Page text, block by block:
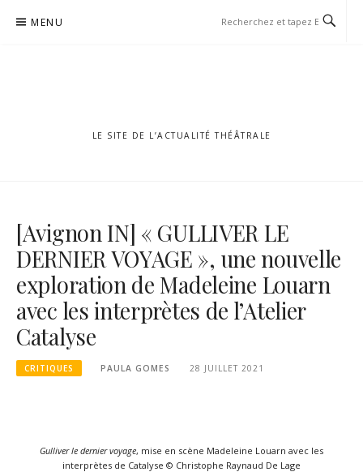
MENU
LE SITE DE L’ACTUALITÉ THÉÂTRALE
[Avignon IN] « GULLIVER LE
DERNIER VOYAGE », une nouvelle
exploration de Madeleine Louarn
avec les interprètes de l’Atelier
Catalyse
CRITIQUES PAULA GOMES 28 JUILLET 2021
Gulliver le dernier voyage, mise en scène Madeleine Louarn avec les
interprètes de Catalyse © Christophe Raynaud De Lage